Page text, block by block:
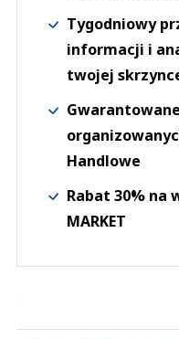
Tygodniowy
informacji i
twojej
Handlowe
Rabat 30% na
MARKET